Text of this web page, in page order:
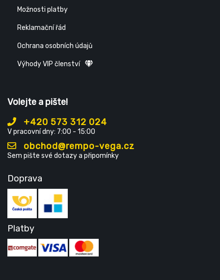
Možnosti platby
Reklamační řád
Ochrana osobních údajů
Výhody VIP členství
Volejte a pište!
+420 573 312 024
V pracovní dny: 7:00 - 15:00
obchod@rempo-vega.cz
Sem pište své dotazy a připomínky
Doprava
Platby